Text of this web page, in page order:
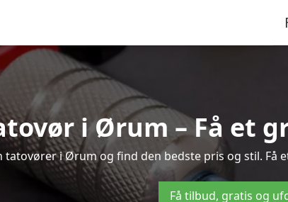
i Ørum – Få et
tatovører i Ørum og find den bedste pris og stil.
Få tilbud, gratis og